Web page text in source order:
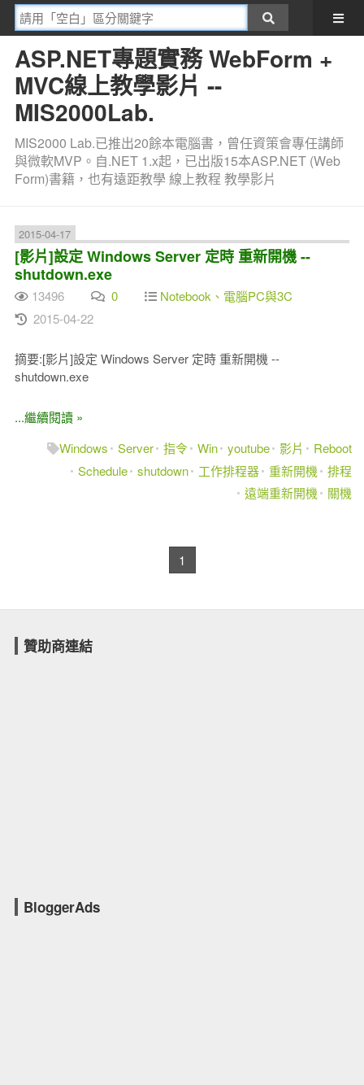
ASP.NET專題實務 WebForm +
MVC線上教學影片 --
MIS2000Lab.
MIS2000 Lab.已推出20餘本電腦書，曾任資策會專任講師
與微軟MVP。自.NET 1.x起，已出版15本ASP.NET (Web
Form)書籍，也有遠距教學 線上教程 教學影片
2015-04-17
[影片]設定 Windows Server 定時 重新開機 --
shutdown.exe
13496 0
Notebook、電腦PC與3C
2015-04-22
摘要:[影片]設定 Windows Server 定時 重新開機 --
shutdown.exe
...繼續閱讀 »
Windows
Server 指令 Win youtube 影片
Reboot
Schedule shutdown 工作排程器 重新開機
排程
遠端重新開機
關機
1
贊助商連結
BloggerAds